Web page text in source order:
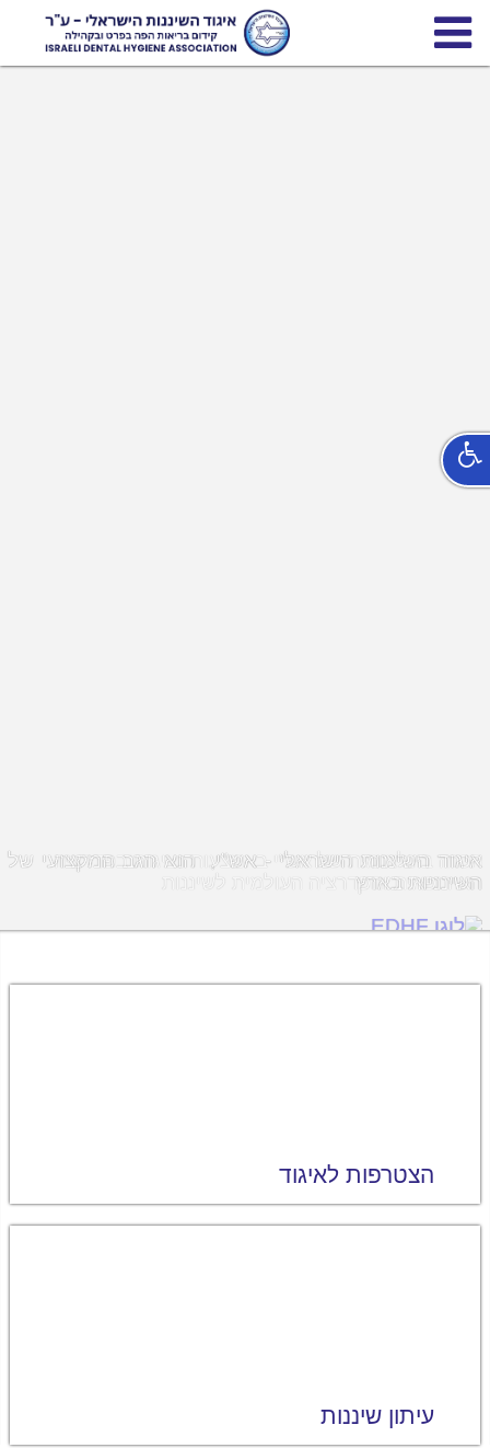
איגוד השיננות הישראלי - אש"י, הוא הגב המקצועי של
השינניות בארץ
הכרה בינלאומית של אש"י באמצעות נציגות בפדרציה
האירופאית והפדרציה העולמית לשיננות
הצטרפות לאיגוד
עיתון שיננות